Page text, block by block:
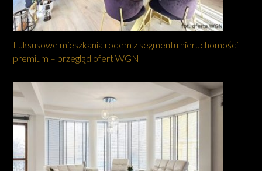
Luksusowe mieszkania rodem z segmentu nieruchomości
premium – przegląd ofert WGN